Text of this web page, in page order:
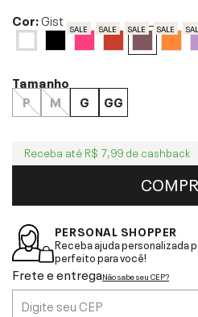
Cor:Gist SALE SALE SALE SALE
Tamanho
P
M G GG
Receba até R$ 7,99 de cashback
PERSONAL SHOPPER
Receba ajuda personalizada
perfeito para você!
Frete e entregaNão sabe seu CEP?